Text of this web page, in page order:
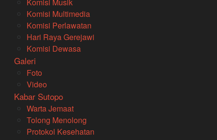
Komisi Multimedia
Komisi Perlawatan
Hari Raya Gerejawi
Komisi Dewasa
Galeri
Foto
Video
Kabar Sutopo
Warta Jemaat
Tolong Menolong
Protokol Kesehatan